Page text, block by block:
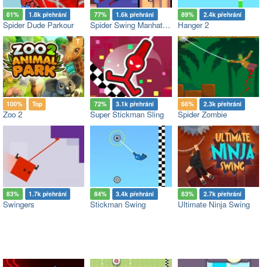
81% 1.8k přehrání
Spider Dude Parkour
77% 1.6k přehrání
Spider Swing Manhattan
89% 2.4k přehrání
Hanger 2
Top
100% Top
Zoo 2
72% 3.1k přehrání
Super Stickman Sling
66% 2.3k přehrání
Spider Zombie
83% 1.7k přehrání
Swingers
84% 3.4k přehrání
Stickman Swing
83% 2.7k přehrání
Ultimate Ninja Swing